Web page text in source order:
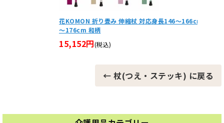
花KOMON 折り畳み 伸縮杖 対応身長146～166cm・156
～176cm 和柄
15,152円(税込)
← 杖(つえ・ステッキ) に戻る